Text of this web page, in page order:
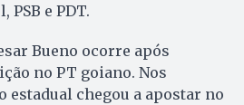
PSB e PDT.
Bueno ocorre após
no PT goiano. Nos
estadual chegou a apostar no